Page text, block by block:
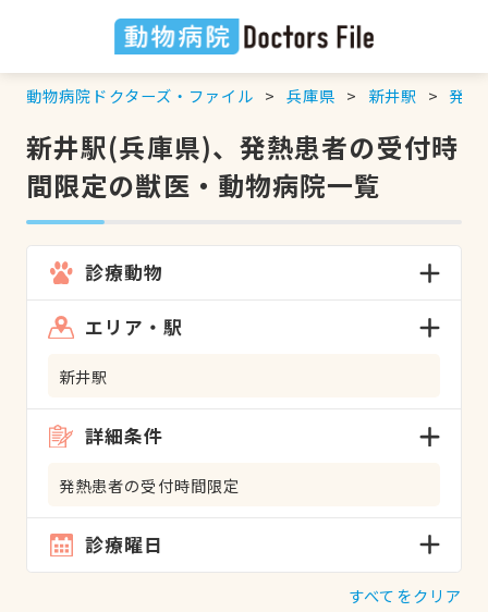
動物病院ドクターズ・ファイル 兵庫県 新井駅 発熱
新井駅(兵庫県)、発熱患者の受付時
間限定の獣医・動物病院一覧
診療動物
エリア・駅
新井駅
詳細条件
発熱患者の受付時間限定
診療曜日
すべてをクリア